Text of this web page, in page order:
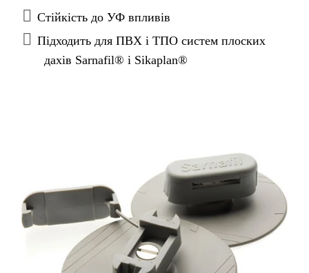
Стійкість до УФ впливів
Підходить для ПВХ і ТПО систем плоских
дахів Sarnafil® і Sikaplan®